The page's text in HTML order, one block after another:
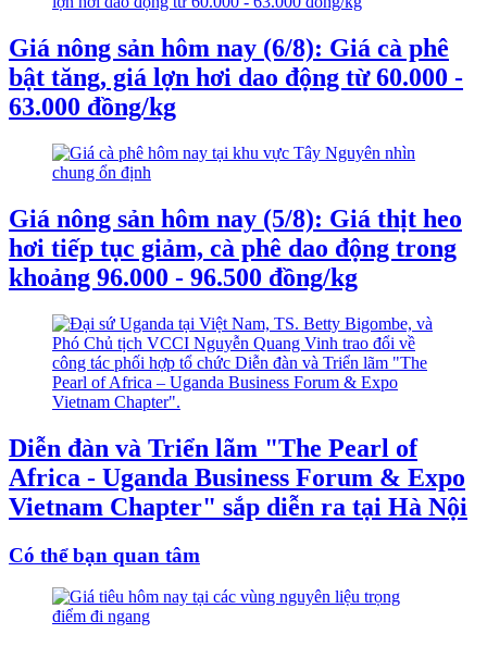
Giá nông sản hôm nay (6/8): Giá cà phê
bật tăng, giá lợn hơi dao động từ 60.000 -
63.000 đồng/kg
Giá nông sản hôm nay (5/8): Giá thịt heo
hơi tiếp tục giảm, cà phê dao động trong
khoảng 96.000 - 96.500 đồng/kg
Diễn đàn và Triển lãm "The Pearl of
Africa - Uganda Business Forum & Expo
Vietnam Chapter" sắp diễn ra tại Hà Nội
Có thể bạn quan tâm